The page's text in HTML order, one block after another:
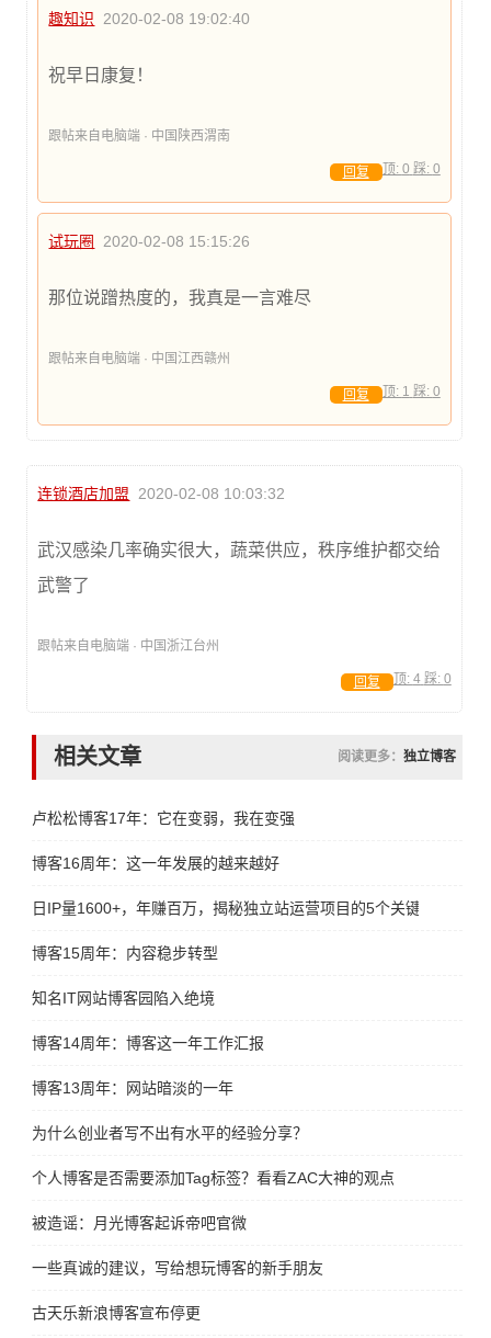
趣知识 2020-02-08 19:02:40
祝早日康复！
跟帖来自电脑端 · 中国陕西渭南
顶: 0 踩: 0
回复
试玩圈 2020-02-08 15:15:26
那位说蹭热度的，我真是一言难尽
跟帖来自电脑端 · 中国江西赣州
顶: 1 踩: 0
回复
连锁酒店加盟 2020-02-08 10:03:32
武汉感染几率确实很大，蔬菜供应，秩序维护都交给
武警了
跟帖来自电脑端 · 中国浙江台州
顶: 4 踩: 0
回复
相关文章 阅读更多： 独立博客
卢松松博客17年：它在变弱，我在变强
博客16周年：这一年发展的越来越好
日IP量1600+，年赚百万，揭秘独立站运营项目的5个关键点！
博客15周年：内容稳步转型
知名IT网站博客园陷入绝境
博客14周年：博客这一年工作汇报
博客13周年：网站暗淡的一年
为什么创业者写不出有水平的经验分享？
个人博客是否需要添加Tag标签？看看ZAC大神的观点
被造谣：月光博客起诉帝吧官微
一些真诚的建议，写给想玩博客的新手朋友
古天乐新浪博客宣布停更